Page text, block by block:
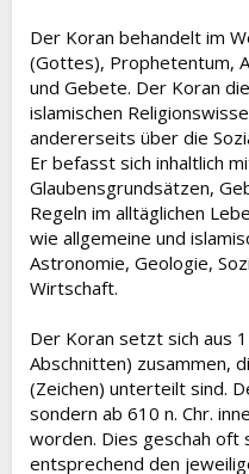
Der Koran behandelt im
(Gottes), Prophetentum,
und Gebete. Der Koran
islamischen
andererseits über die
Er befasst sich inhaltlich
Glaubensgrundsätzen,
Regeln im alltäglichen
wie allgemeine und
Astronomie, Geologie,
Wirtschaft.
Der Koran setzt sich aus
Abschnitten) zusammen,
(Zeichen) unterteilt sind.
sondern ab 610 n. Chr.
worden. Dies geschah oft
entsprechend den